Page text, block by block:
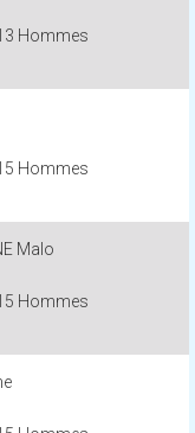
Hommes
Hommes
Malo
Hommes